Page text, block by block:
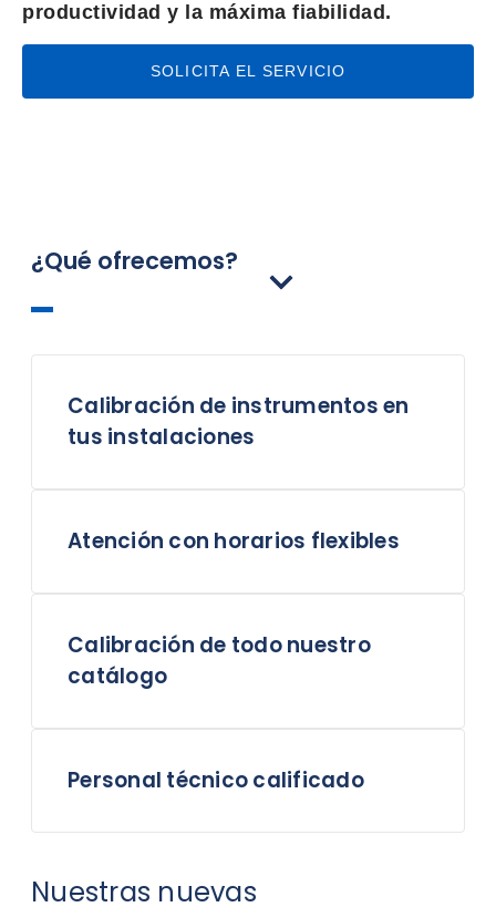
productividad y la máxima fiabilidad.
SOLICITA EL SERVICIO
¿Qué ofrecemos?
Calibración de instrumentos en
tus instalaciones
Atención con horarios flexibles
Calibración de todo nuestro
catálogo
Personal técnico calificado
Nuestras nuevas